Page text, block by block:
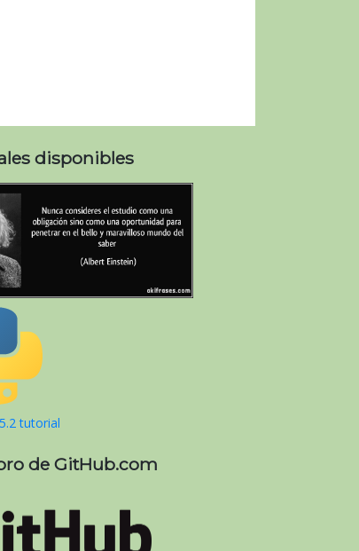
disponibles
tutorial
de GitHub.com